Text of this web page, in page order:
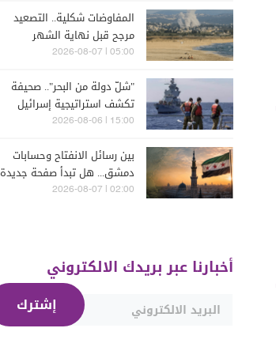
المفاوضات شكلية.. التصعيد
مرجح قبل نهاية الشهر
05:00 | 2026-08-07
"شلّ دولة من البحر".. صحيفة
تكشف استراتيجية إسرائيل
البحرية الجديدة في مواجهة
15:00 | 2026-08-06
بين رسائل الانفتاح وحسابات
دمشق... هل تبدأ صفحة جديدة
بين "حزب الله" وسوريا -
02:00 | 2026-08-07
أخبارنا عبر بريدك الالكتروني
إشترك